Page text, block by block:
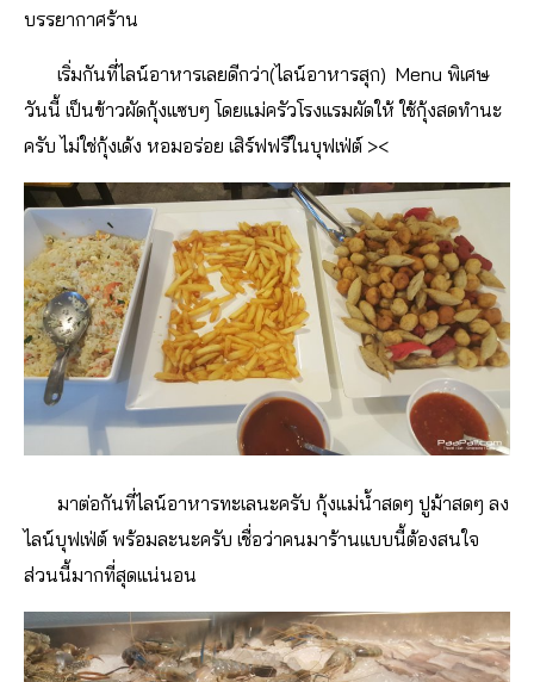
บรรยากาศร้าน
เริ่มกันที่ไลน์อาหารเลยดีกว่า(ไลน์อาหารสุก) Menu พิเศษ
วันนี้ เป็นข้าวผัดกุ้งแซบๆ โดยแม่ครัวโรงแรมผัดให้ ใช้กุ้งสดทำนะ
ครับ ไม่ใช่กุ้งเด้ง หอมอร่อย เสิร์ฟฟรีในบุฟเฟ่ต์ ><
มาต่อกันที่ไลน์อาหารทะเลนะครับ กุ้งแม่น้ำสดๆ ปูม้าสดๆ ลง
ไลน์บุฟเฟ่ต์ พร้อมละนะครับ เชื่อว่าคนมาร้านแบบนี้ต้องสนใจ
ส่วนนี้มากที่สุดแน่นอน